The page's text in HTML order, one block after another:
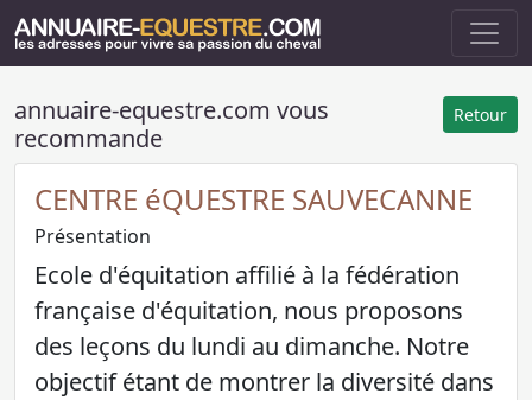
Retour
annuaire-equestre.com vous
recommande
CENTRE éQUESTRE SAUVECANNE
Présentation
Ecole d'équitation affilié à la fédération
française d'équitation, nous proposons
des leçons du lundi au dimanche. Notre
objectif étant de montrer la diversité dans